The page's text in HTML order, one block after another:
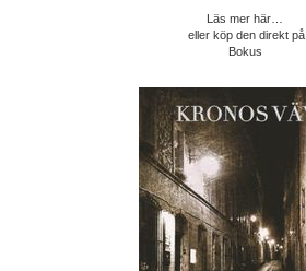
Läs mer här…
eller köp den direkt på
Bokus